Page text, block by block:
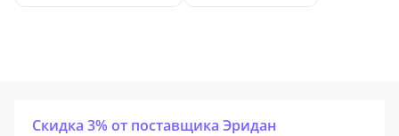
Скидка 3% от поставщика Эридан